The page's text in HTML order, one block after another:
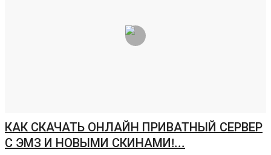
КАК СКАЧАТЬ ОНЛАЙН ПРИВАТНЫЙ СЕРВЕР
С ЭМЗ И НОВЫМИ СКИНАМИ!...